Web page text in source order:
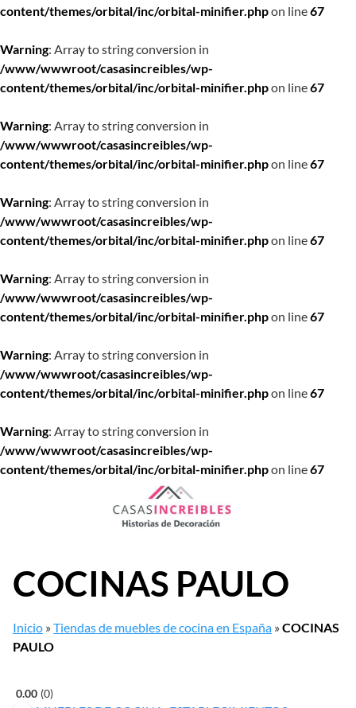
content/themes/orbital/inc/orbital-minifier.phpon line67
Warning: Array to string conversion in
/www/wwwroot/casasincreibles/wp-
content/themes/orbital/inc/orbital-minifier.phpon line67
Warning: Array to string conversion in
/www/wwwroot/casasincreibles/wp-
content/themes/orbital/inc/orbital-minifier.phpon line67
Warning: Array to string conversion in
/www/wwwroot/casasincreibles/wp-
content/themes/orbital/inc/orbital-minifier.phpon line67
Warning: Array to string conversion in
/www/wwwroot/casasincreibles/wp-
content/themes/orbital/inc/orbital-minifier.phpon line67
Warning: Array to string conversion in
/www/wwwroot/casasincreibles/wp-
content/themes/orbital/inc/orbital-minifier.phpon line67
Warning: Array to string conversion in
/www/wwwroot/casasincreibles/wp-
content/themes/orbital/inc/orbital-minifier.phpon line67
COCINAS PAULO
Inicio »Tiendas de muebles de cocina en España »COCINAS
PAULO
0.00 0